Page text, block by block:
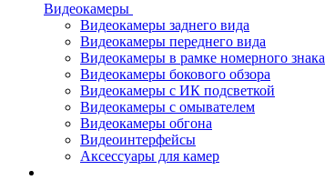
Видеокамеры
Видеокамеры заднего вида
Видеокамеры переднего вида
Видеокамеры в рамке номерного знака
Видеокамеры бокового обзора
Видеокамеры с ИК подсветкой
Видеокамеры с омывателем
Видеокамеры обгона
Видеоинтерфейсы
Аксессуары для камер